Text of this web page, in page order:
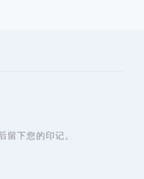
后留下您的印记。